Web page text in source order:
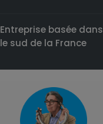
Entreprise basée dans
le sud de la France